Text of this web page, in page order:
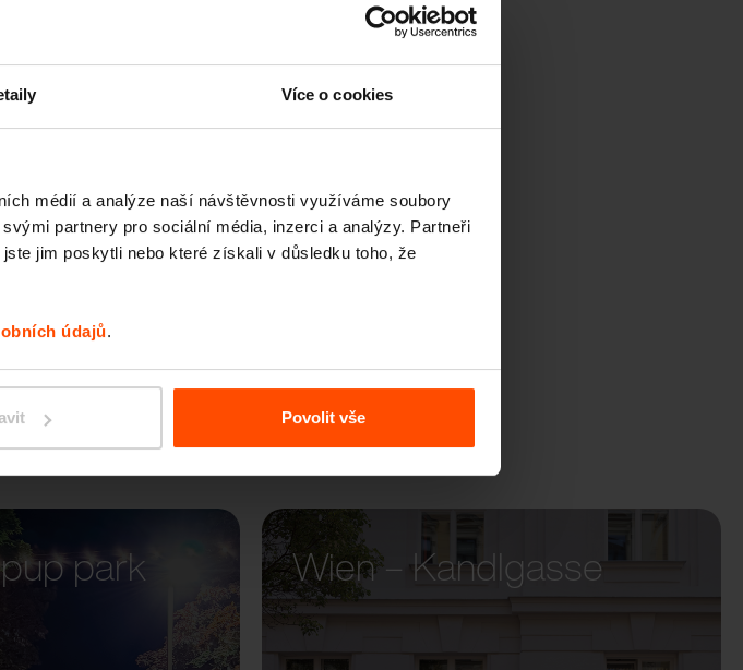
Více o cookies
médií a analýze naší návštěvnosti využíváme soubory
partnery pro sociální média, inzerci a analýzy. Partneři
jim poskytli nebo které získali v důsledku toho, že
údajů.
Povolit vše
PIXEL
park Wien – Kandlgasse